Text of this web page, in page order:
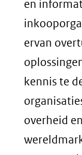
en
ervan
kennis te
overheid